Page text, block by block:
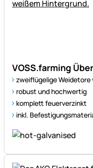
VOSS.farming
zweiflügelige Weidetore
robust und hochwertig
komplett feuerverzinkt
inkl.